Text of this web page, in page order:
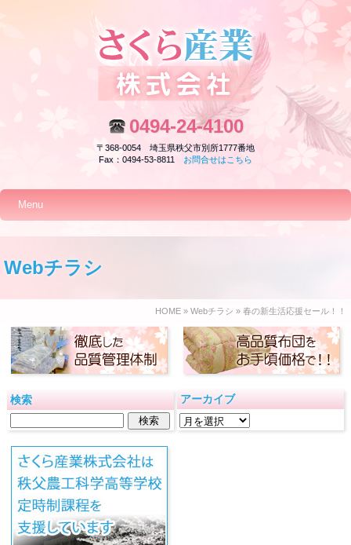
0494-24-4100
〒368-0054 埼玉県秩父市別所1777番地
Fax：0494-53-8811 お問合せはこちら
Menu
Webチラシ
HOME »Webチラシ » 春の新生活応援セール！！
検索 アーカイブ